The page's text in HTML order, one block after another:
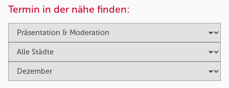
Termin in der nähe finden: